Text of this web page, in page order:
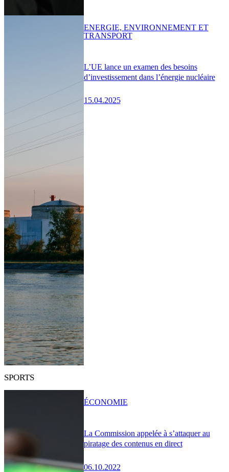
L’UE lance un examen des besoins
d’investissement dans l’énergie nucléaire
15.04.2025
ENERGIE, ENVIRONNEMENT ET
TRANSPORT
SPORTS
La Commission appelée à s’attaquer au
piratage des contenus en direct
06.10.2022
ÉCONOMIE